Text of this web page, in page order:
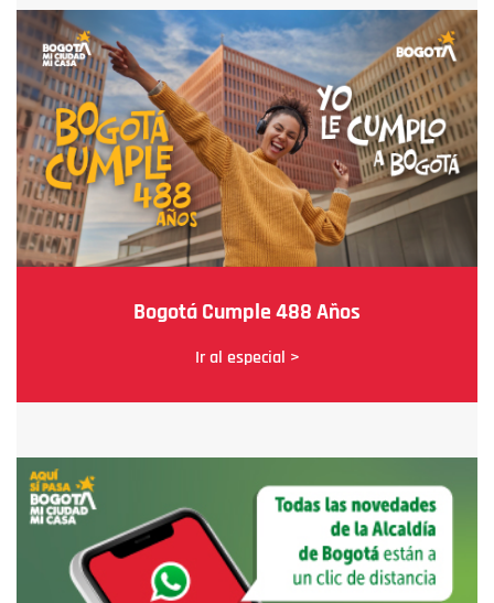
Bogotá Cumple 488 Años
Ir al especial >